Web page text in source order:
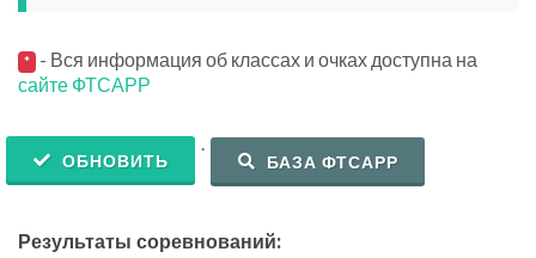
* - Вся информация об классах и очках доступна на
сайте ФТСАРР
ОБНОВИТЬ
.
БАЗА ФТСАРР
Результаты соревнований: